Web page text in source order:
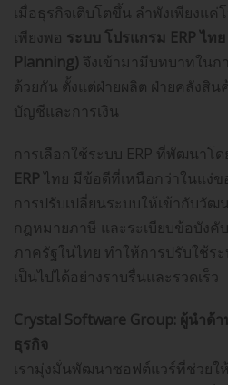
เมื่อธุรกิจเติบโตขึ้น ลำพังเพียงแ
เพียงพอ ระบบ โปรแกรม ERP ไท
Planning) จึงเข้ามามีบทบาทในก
ด้วยกัน ตั้งแต่ฝ่ายผลิต ฝ่ายคลังสิน
บัญชีและการเงิน
การเลือกใช้ระบบ ERP ที่พัฒนาโ
ERP ไทย มีข้อดีที่เหนือกว่าในแง่ข
การปรับเปลี่ยนระบบให้เข้ากับวัฒ
กฎหมายภาษี และระเบียบข้อบังคั
ภาครัฐในไทย ทำให้การปรับใช้ร
เป็นไปได้อย่างราบรื่นและรวดเร็ว
Crystal Software Group: ผู้นำด้
ธุรกิจ
เรามุ่งมั่นพัฒนาซอฟต์แวร์ที่ช่วยใ